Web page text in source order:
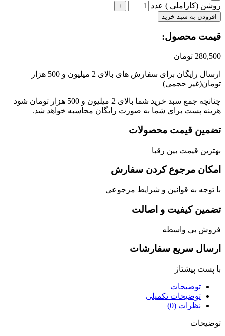
(کاراملی ) عدد
به سبد خرید
محصول:​
تومان
ارسال رایگان برای سفارش های بالای 2 میلیون و 500 هزار
حجمی)
چنانچه جمع سبد خرید شما بالای 2 میلیون و 500 هزار تومان شود
پست برای شما به صورت رایگان محاسبه خواهد شد.
قیمت محصولات
قیمت بین رقبا
مرجوع کردن سفارش
به قوانین و شرایط مرجوعی
کیفیت و اصالت
بی واسطه
سریع سفارشات
پیشتاز
توضیحات
توضیحات تکمیلی
نظرات (0)